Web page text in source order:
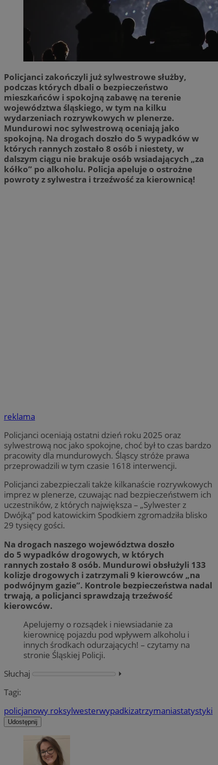
Policjanci zakończyli już sylwestrowe służby,
podczas których dbali o bezpieczeństwo
mieszkańców i spokojną zabawę na terenie
województwa śląskiego, w tym na kilku
wydarzeniach rozrywkowych w plenerze.
Mundurowi noc sylwestrową oceniają jako
spokojną. Na drogach doszło do 5 wypadków w
których rannych zostało 8 osób i niestety, w
dalszym ciągu nie brakuje osób wsiadających „za
kółko” po alkoholu. Policja apeluje o ostrożne
powroty z sylwestra i trzeźwość za kierownicą!
reklama
Policjanci oceniają ostatni dzień roku 2025 oraz
sylwestrową noc jako spokojne, choć był to czas bardzo
pracowity dla mundurowych. Śląscy stróże prawa
przeprowadzili w tym czasie 1618 interwencji.
Policjanci zabezpieczali także kilkanaście rozrywkowych
imprez w plenerze, czuwając nad bezpieczeństwem ich
uczestników, z których największa – „Sylwester z
Dwójką” pod katowickim Spodkiem zgromadziła blisko
29 tysięcy gości.
Na drogach naszego województwa doszło
do 5 wypadków drogowych, w których
rannych zostało 8 osób. Mundurowi obsłużyli 133
kolizje drogowych i zatrzymali 9 kierowców „na
podwójnym gazie”. Kontrole bezpieczeństwa nadal
trwają, a policjanci sprawdzają trzeźwość
kierowców.
Apelujemy o rozsądek i niewsiadanie za
kierownicę pojazdu pod wpływem alkoholu i
innych środkach odurzających! – czytamy na
stronie Śląskiej Policji.
Słuchaj
⏵︎
Tagi:
policjanowy roksylwesterwypadkizatrzymaniastatystyki
Udostępnij